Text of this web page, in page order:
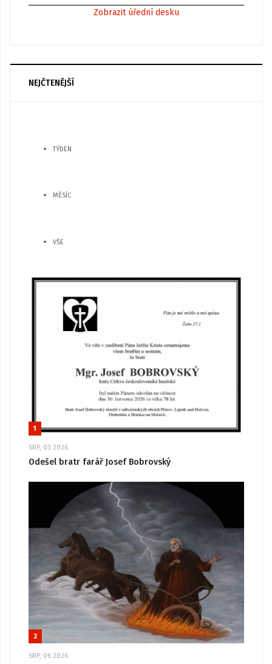
Zobrazit úřední desku
NEJČTENĚJŠÍ
TÝDEN
MĚSÍC
VŠE
1
SRP, 03 2026
Odešel bratr farář Josef Bobrovský
2
SRP, 06 2026